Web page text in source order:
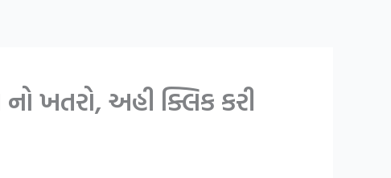
ખતરો, અહી ક્લિક કરી